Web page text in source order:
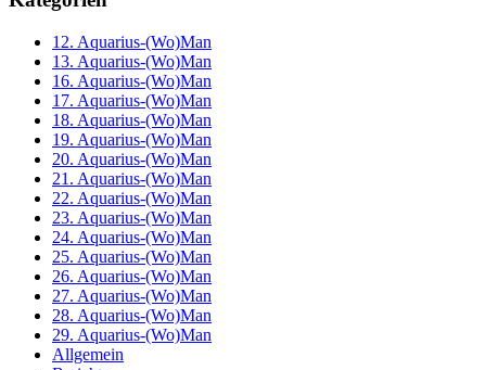
12. Aquarius-(Wo)Man
13. Aquarius-(Wo)Man
16. Aquarius-(Wo)Man
17. Aquarius-(Wo)Man
18. Aquarius-(Wo)Man
19. Aquarius-(Wo)Man
20. Aquarius-(Wo)Man
21. Aquarius-(Wo)Man
22. Aquarius-(Wo)Man
23. Aquarius-(Wo)Man
24. Aquarius-(Wo)Man
25. Aquarius-(Wo)Man
26. Aquarius-(Wo)Man
27. Aquarius-(Wo)Man
28. Aquarius-(Wo)Man
29. Aquarius-(Wo)Man
Allgemein